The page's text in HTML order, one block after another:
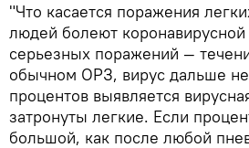
"Что касается поражения
людей болеют
серьезных поражений —
обычном ОРЗ, вирус дальше не
процентов выявляется
затронуты легкие. Если
большой, как после любой